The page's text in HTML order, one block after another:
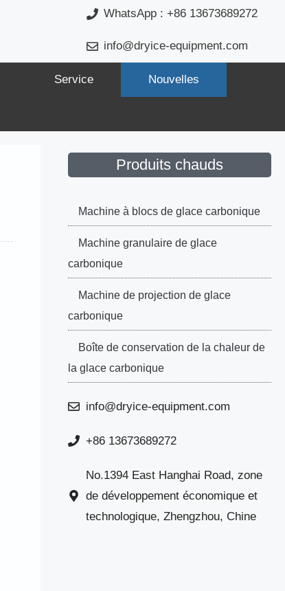
WhatsApp : +86 13673689272
info@dryice-equipment.com
Service Nouvelles
Produits chauds
Machine à blocs de glace carbonique
Machine granulaire de glace
carbonique
Machine de projection de glace
carbonique
Boîte de conservation de la chaleur de
la glace carbonique
info@dryice-equipment.com
+86 13673689272
No.1394 East Hanghai Road, zone
de développement économique et
technologique, Zhengzhou, Chine